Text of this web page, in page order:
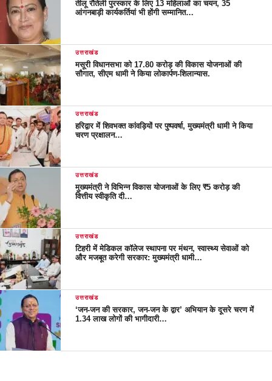
तीलू रौतेली पुरस्कार के लिए 13 महिलाओं का चयन, 35
आंगनबाड़ी कार्यकर्तियां भी होंगी सम्मानित…
उत्तराखंड
मसूरी विधानसभा को 17.80 करोड़ की विकास योजनाओं की
सौगात, सीएम धामी ने किया लोकार्पण-शिलान्यास.
उत्तराखंड
हरिद्वार में शिवभक्त कांवड़ियों पर पुष्पवर्षा, मुख्यमंत्री धामी ने किया
चरण प्रक्षालन…
उत्तराखंड
मुख्यमंत्री ने विभिन्न विकास योजनाओं के लिए ₹5 करोड़ की
वित्तीय स्वीकृति दी…
उत्तराखंड
टिहरी में मेडिकल कॉलेज स्थापना पर मंथन, स्वास्थ्य सेवाओं को
और मजबूत करेगी सरकार: मुख्यमंत्री धामी…
उत्तराखंड
‘जन-जन की सरकार, जन-जन के द्वार’ अभियान के दूसरे चरण में
1.34 लाख लोगों की भागीदारी…